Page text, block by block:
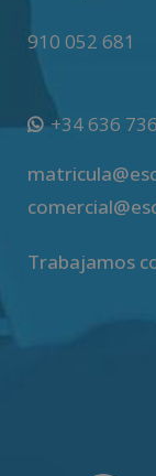
910 052 681
+34 636
Trabajamos